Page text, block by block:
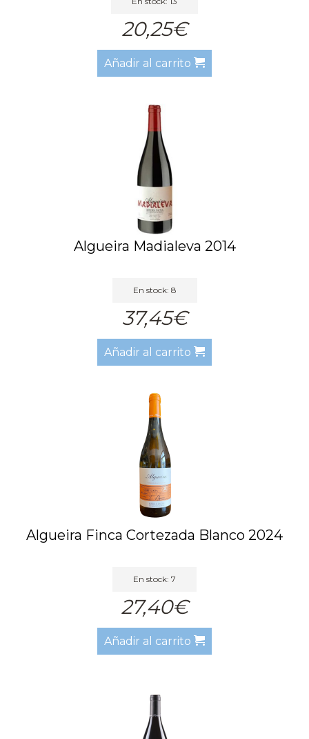
20,25€
Añadir al carrito
Algueira Madialeva 2014
En stock: 8
37,45€
Añadir al carrito
Algueira Finca Cortezada Blanco 2024
En stock: 7
27,40€
Añadir al carrito